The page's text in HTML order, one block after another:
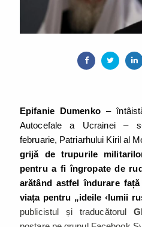
Epifanie Dumenko–
Autocefale a Ucrainei –
februarie, Patriarhului Kiril al
grijă de trupurile
pentru a fi îngropate de
arătând astfel îndurare
viața pentru „ideile ‹lumii
publicistul și traducătorul